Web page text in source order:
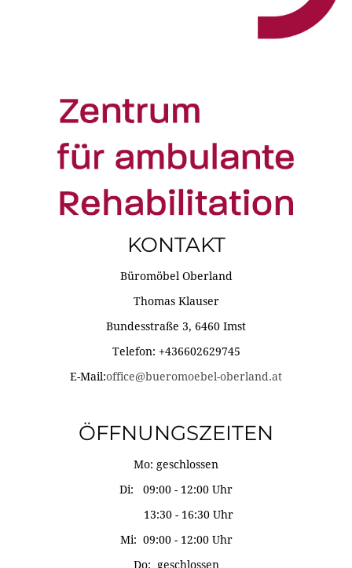
KONTAKT
Büromöbel Oberland
Thomas Klauser
Bundesstraße 3, 6460 Imst
Telefon: +436602629745
E-Mail:office@bueromoebel-oberland.at
ÖFFNUNGSZEITEN
Mo: geschlossen
Di: 09:00 - 12:00 Uhr
13:30 - 16:30 Uhr
Mi: 09:00 - 12:00 Uhr
Do: geschlossen